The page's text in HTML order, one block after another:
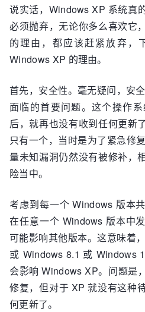
说实话，Windows XP 系统真
必须抛弃，无论你多么喜欢它
的理由，都应该赶紧放弃，
Windows XP 的理由。
首先，安全性。毫无疑问，安
面临的首要问题。这个操作
后，就再也没有收到任何更新
只有一个，当时是为了紧急修
量未知漏洞仍然没有被修补，
险当中。
考虑到每一个 Windows 版本
在任意一个 Windows 版本中
可能影响其他版本。这意味着
或 Windows 8.1 或 Windows
会影响 Windows XP。问题是
修复，但对于 XP 就没有这种
何更新了。